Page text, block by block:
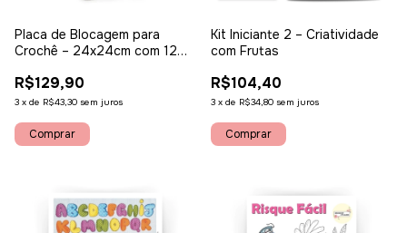
Placa de Blocagem para
Crochê – 24x24cm com 12
R$129,90
3 x de R$43,30 sem juros
Kit Iniciante 2 – Criatividade
com Frutas
R$104,40
3 x de R$34,80 sem juros